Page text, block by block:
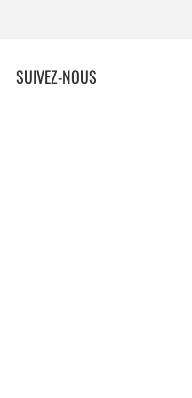
SUIVEZ-NOUS